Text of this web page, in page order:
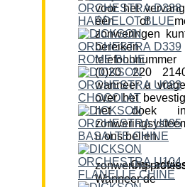
voor het
één of
zonweringen
(0)20 220
wanneer u
over het
het doek
u ons bellen.
Ons advies als zonwering
Wanneer de